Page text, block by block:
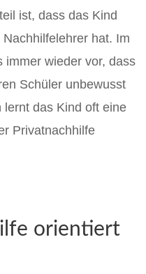
ist, dass das Kind
hat. Im
immer wieder vor, dass
Schüler unbewusst
lernt das Kind oft eine
Privatnachhilfe
orientiert